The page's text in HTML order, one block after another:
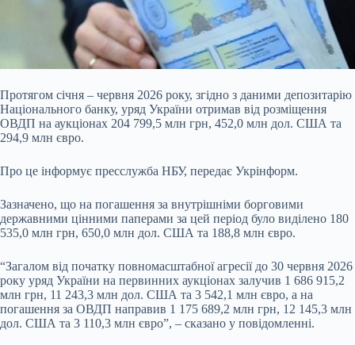
Протягом січня – червня 2026 року, згідно з даними депозитарію
Національного банку, уряд України отримав від розміщення
ОВДП на аукціонах 204 799,5 млн грн, 452,0 млн дол. США та
294,9 млн євро.
Про це інформує пресслужба НБУ, передає Укрінформ.
Зазначено, що на погашення за внутрішніми борговими
державними цінними паперами за цей період було виділено 180
535,0 млн грн, 650,0 млн дол. США та 188,8 млн євро.
“Загалом від початку повномасштабної агресії до 30 червня 2026
року уряд України на первинних аукціонах залучив 1 686 915,2
млн грн, 11 243,3 млн дол. США та 3 542,1 млн євро, а на
погашення за ОВДП направив 1 175 689,2 млн грн, 12 145,3 млн
дол. США та 3 110,3 млн євро”, – сказано у повідомленні.